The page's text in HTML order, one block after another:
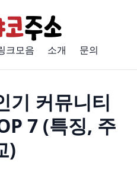
크모음 소개 문의
기 커뮤니티
7 (특징, 주
)